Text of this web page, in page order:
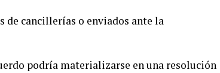
de cancillerías o enviados ante la
podría materializarse en una resolución